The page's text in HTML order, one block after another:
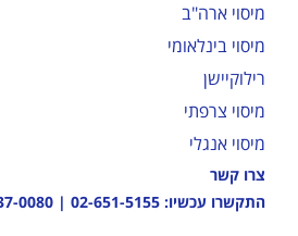
מיסוי ארה"ב
מיסוי בינלאומי
רילוקיישן
מיסוי צרפתי
מיסוי אנגלי
צרו קשר
התקשרו עכשיו: 02-651-5155
|
0080